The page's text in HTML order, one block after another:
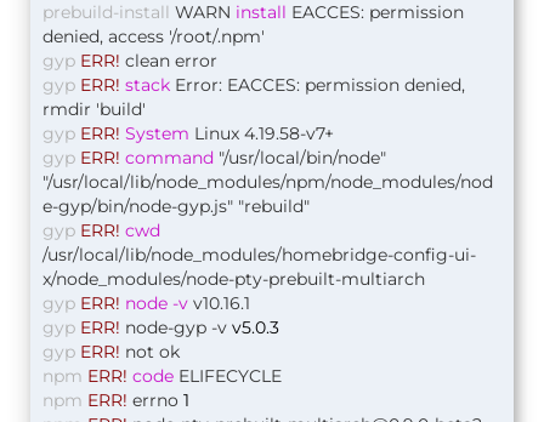
prebuild-install WARN install EACCES: permission
denied, access '/root/.npm'
gyp ERR! clean error
gyp ERR! stack Error: EACCES: permission denied,
rmdir 'build'
gyp ERR! System Linux 4.19.58-v7+
gyp ERR! command "/usr/local/bin/node"
"/usr/local/lib/node_modules/npm/node_modules/nod
e-gyp/bin/node-gyp.js" "rebuild"
gyp ERR! cwd
/usr/local/lib/node_modules/homebridge-config-ui-
x/node_modules/node-pty-prebuilt-multiarch
gyp ERR! node -v v10.16.1
gyp ERR! node-gyp -v v5.0.3
gyp ERR! not ok
npm ERR! code ELIFECYCLE
npm ERR! errno 1